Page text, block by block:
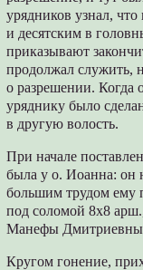
урядников узнал,
и десятским в
приказывают
продолжал служить,
о разрешении. Когда
уряднику было
в другую волость.
При начале
была у о. Иоанна: он
большим трудом ему
под соломой 8х8
Манефы
Кругом гонение,